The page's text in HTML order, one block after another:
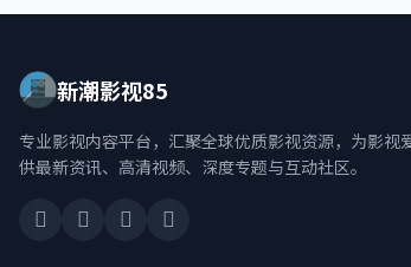
新潮影视85
专业影视内容平台，汇聚全球优质影视资源，为影视
供最新资讯、高清视频、深度专题与互动社区。